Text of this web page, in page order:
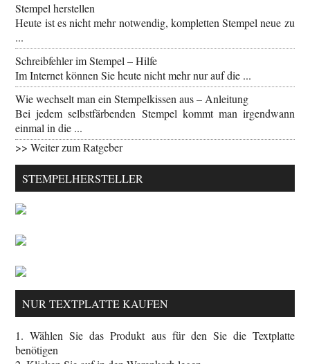
Stempel herstellen
Heute ist es nicht mehr notwendig, kompletten Stempel neue zu
...
Schreibfehler im Stempel – Hilfe
Im Internet können Sie heute nicht mehr nur auf die ...
Wie wechselt man ein Stempelkissen aus – Anleitung
Bei jedem selbstfärbenden Stempel kommt man irgendwann
einmal in die ...
>> Weiter zum Ratgeber
STEMPELHERSTELLER
NUR TEXTPLATTE KAUFEN
1. Wählen Sie das Produkt aus für den Sie die Textplatte
benötigen